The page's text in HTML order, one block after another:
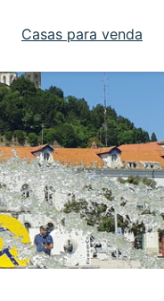
Casas para venda